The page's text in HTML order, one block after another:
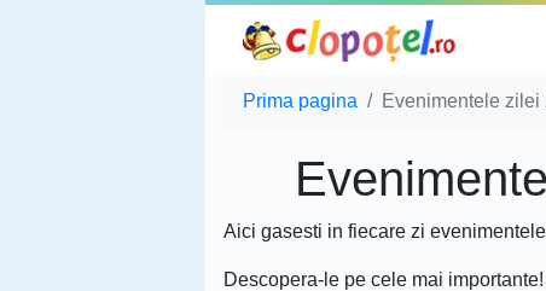
Prima pagina Evenimentele zilei
Aici gasesti in fiecare zi
Descopera-le pe cele mai importante!